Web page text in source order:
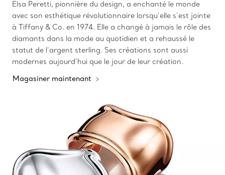
Elsa Peretti, pionnière du design, a enchanté le monde
avec son esthétique révolutionnaire lorsqu’elle s’est jointe
à Tiffany & Co. en 1974. Elle a changé à jamais le rôle des
diamants dans la mode au quotidien et a rehaussé le
statut de l’argent sterling. Ses créations sont aussi
modernes aujourd’hui que le jour de leur création.
Magasiner maintenant